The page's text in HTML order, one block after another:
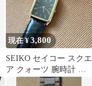
現在 ¥3,800
SEIKO セイコー スクエ
ア クォーツ 腕時計 ブ